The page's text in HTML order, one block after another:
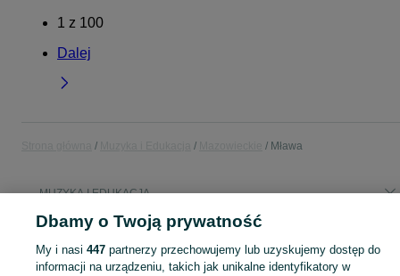
1 z 100
Dalej
Mława
MUZYKA I EDUKACJA
Dbamy o Twoją prywatność
My i nasi 447partnerzy przechowujemy lub uzyskujemy dostęp do
informacji na urządzeniu, takich jak unikalne identyfikatory w